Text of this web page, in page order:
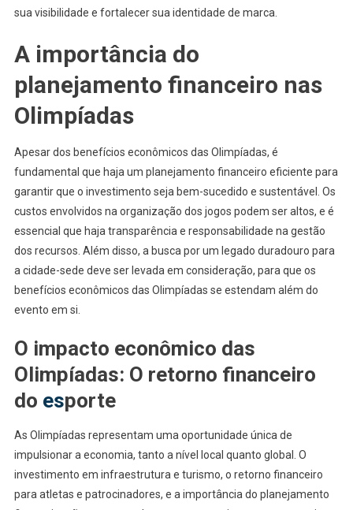
sua visibilidade e fortalecer sua identidade de marca.
A importância do
planejamento financeiro nas
Olimpíadas
Apesar dos benefícios econômicos das Olimpíadas, é
fundamental que haja um planejamento financeiro eficiente para
garantir que o investimento seja bem-sucedido e sustentável. Os
custos envolvidos na organização dos jogos podem ser altos, e é
essencial que haja transparência e responsabilidade na gestão
dos recursos. Além disso, a busca por um legado duradouro para
a cidade-sede deve ser levada em consideração, para que os
benefícios econômicos das Olimpíadas se estendam além do
evento em si.
O impacto econômico das
Olimpíadas: O retorno financeiro
do esporte
As Olimpíadas representam uma oportunidade única de
impulsionar a economia, tanto a nível local quanto global. O
investimento em infraestrutura e turismo, o retorno financeiro
para atletas e patrocinadores, e a importância do planejamento